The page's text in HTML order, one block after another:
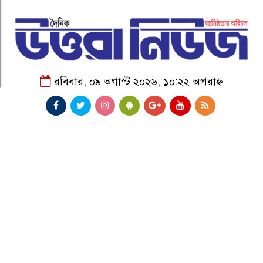
রবিবার, ০৯ অগাস্ট ২০২৬, ১০:২২ অপরাহ্ন